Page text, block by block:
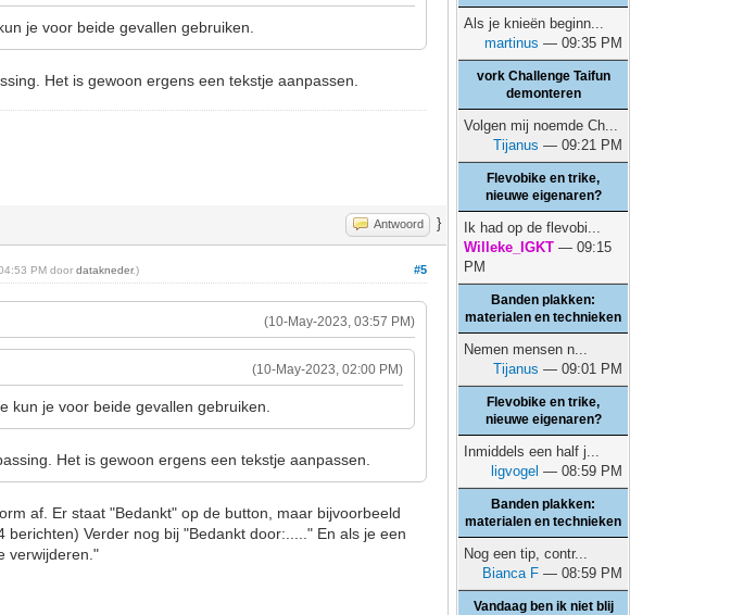
je voor beide gevallen gebruiken.
Het is gewoon ergens een tekstje aanpassen.
Antwoord }
#5
PM doordatakneder.)
(10-May-2023, 03:57 PM)
(10-May-2023, 02:00 PM)
je voor beide gevallen gebruiken.
Het is gewoon ergens een tekstje aanpassen.
af. Er staat "Bedankt" op de button, maar bijvoorbeeld
Verder nog bij "Bedankt door:....." En als je een
verwijderen."
Als je knieën beginn...
martinus — 09:35 PM
vork Challenge Taifun
demonteren
Volgen mij noemde Ch...
Tijanus — 09:21 PM
Flevobike en trike,
nieuwe eigenaren?
Ik had op de flevobi...
Willeke_IGKT — 09:15
PM
Banden plakken:
materialen en technieken
Nemen mensen n...
Tijanus — 09:01 PM
Flevobike en trike,
nieuwe eigenaren?
Inmiddels een half j...
ligvogel — 08:59 PM
Banden plakken:
materialen en technieken
Nog een tip, contr...
Bianca F — 08:59 PM
Vandaag ben ik niet blij